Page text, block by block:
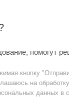
помогут
кнопку
на
данных в